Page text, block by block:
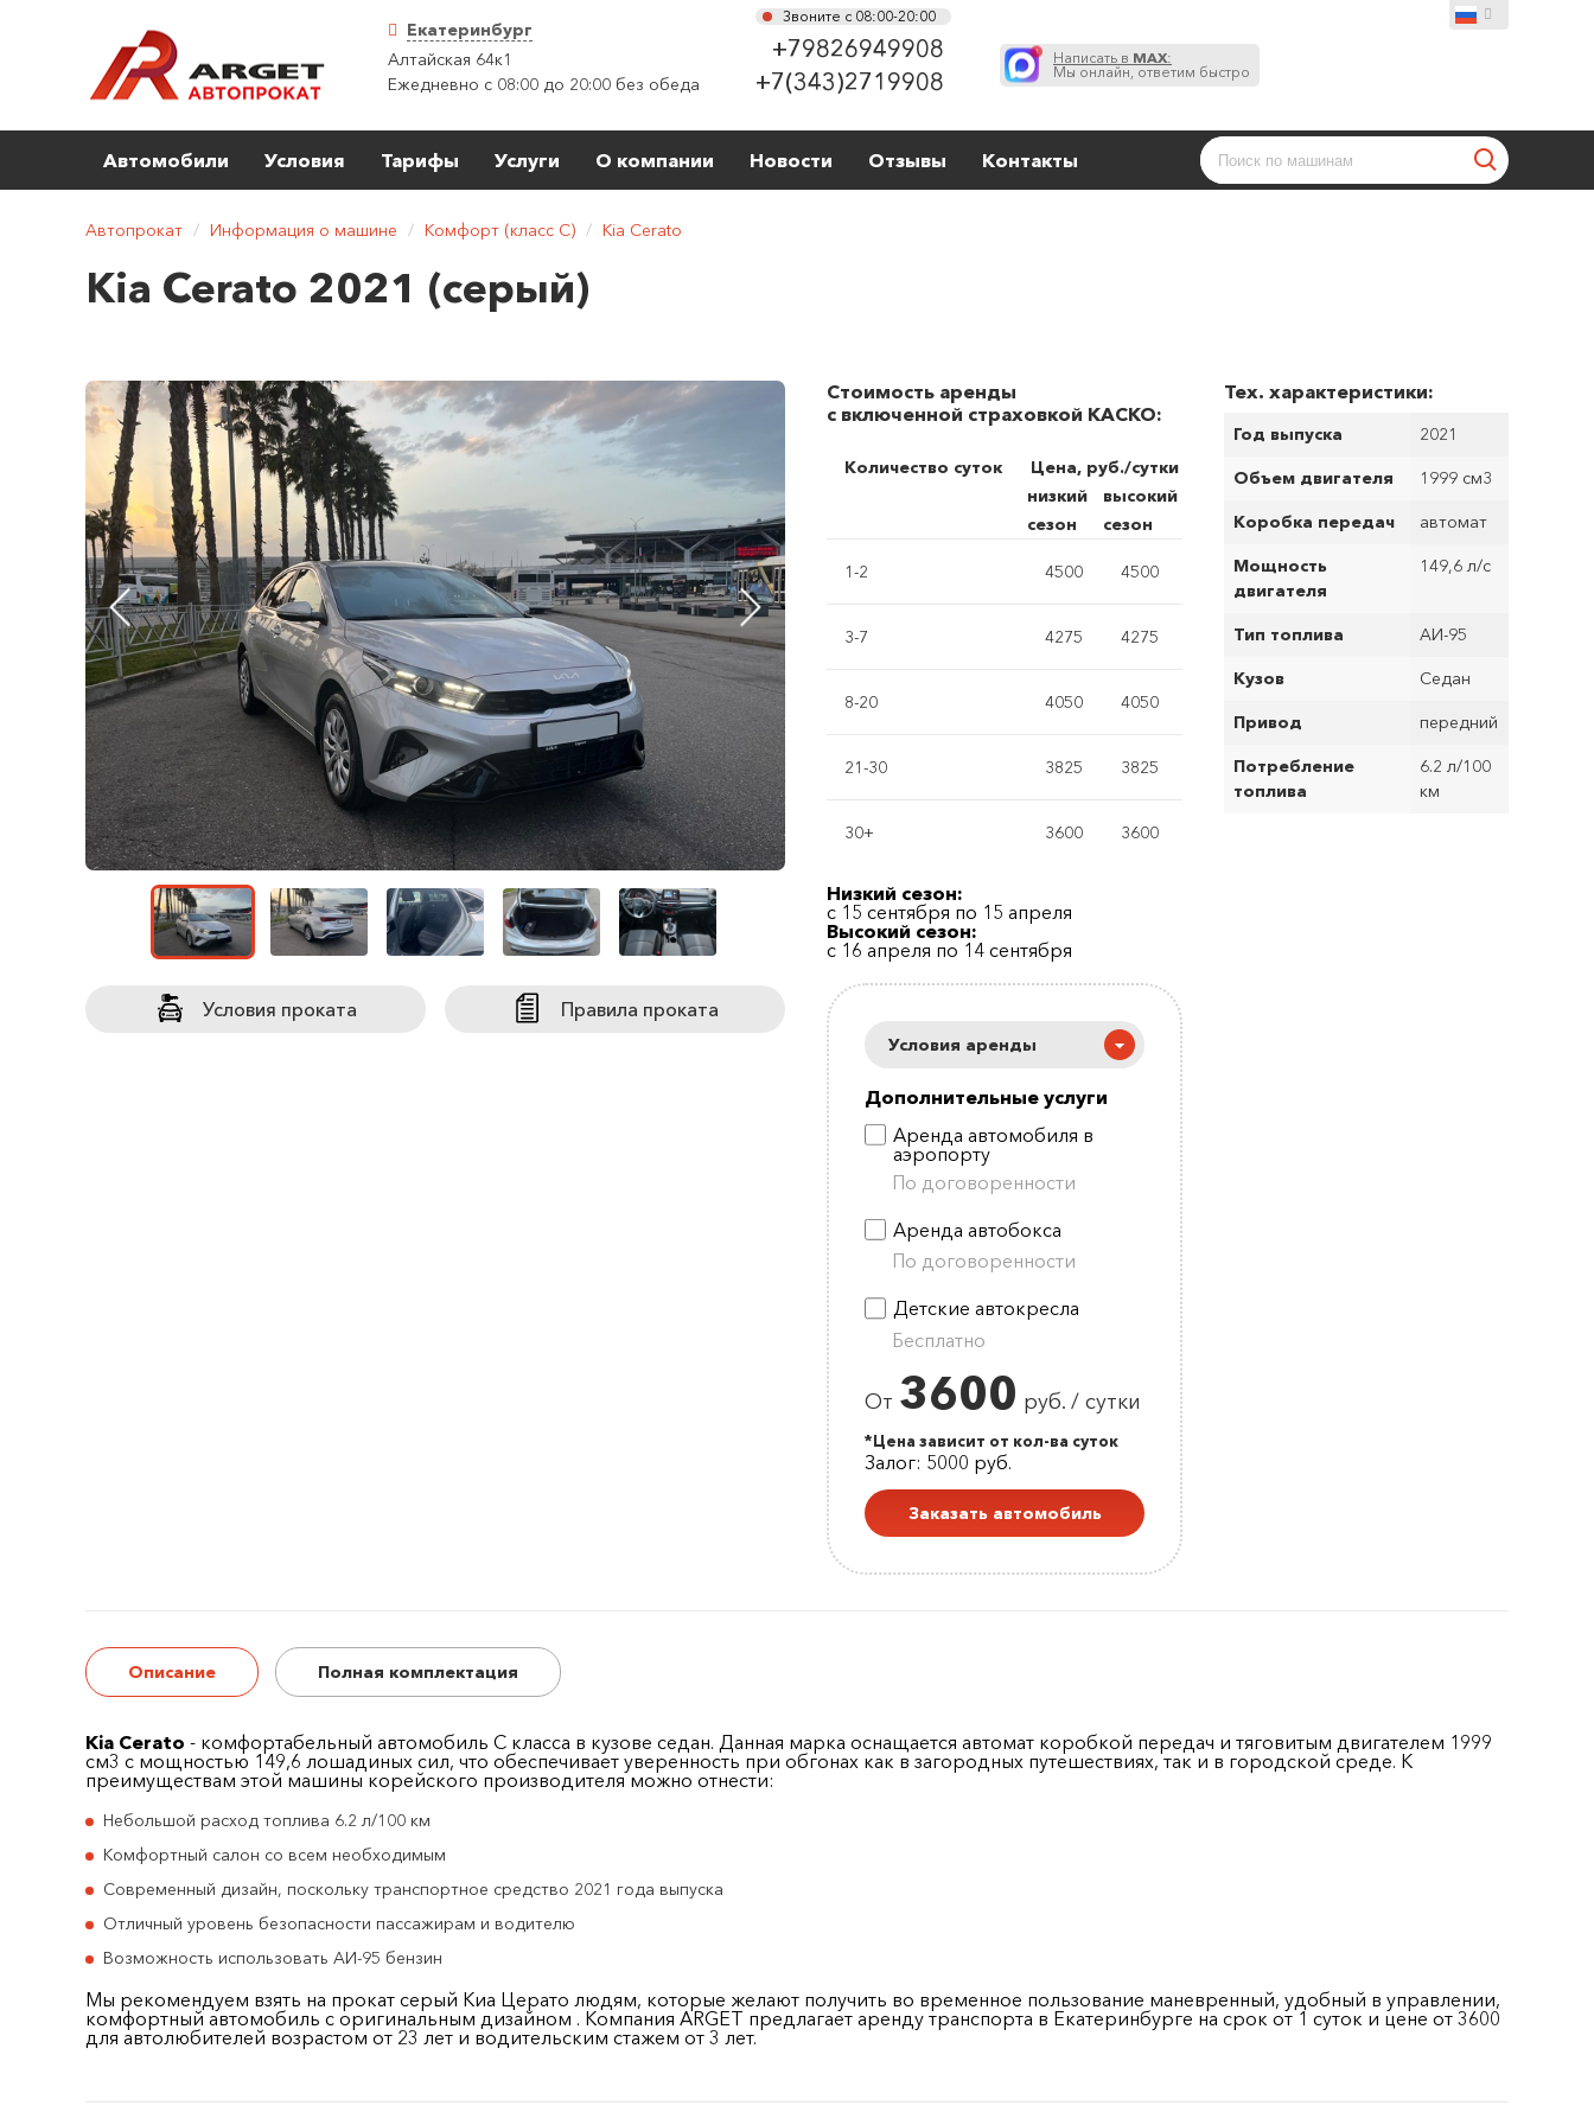
Екатеринбург
Алтайская 64к1
Ежедневно с 08:00 до 20:00 без обеда
Звоните с 08:00-20:00
+79826949908
+7(343)2719908
Написать в MAX:
Мы онлайн, ответим быстро
Автомобили Условия Тарифы Услуги О компании Новости Отзывы Контакты
Автопрокат / Информация о машине / Комфорт (класс C) / Kia Cerato
Kia Cerato 2021 (серый)
Условия проката Правила проката
Стоимость аренды
с включенной страховкой КАСКО:
Количество суток
Цена, руб./сутки
низкий
сезон
высокий
сезон
1-2 4500 4500
3-7 4275 4275
8-20 4050 4050
21-30 3825 3825
30+ 3600 3600
Низкий сезон:
с 15 сентября по 15 апреля
Высокий сезон:
с 16 апреля по 14 сентября
Условия аренды
Дополнительные услуги
Аренда автомобиля в
аэропорту
По договоренности
Аренда автобокса
По договоренности
Детские автокресла
Бесплатно
От 3600 руб. / сутки
*Цена зависит от кол-ва суток
Залог: 5000 руб.
Заказать автомобиль
Тех. характеристики:
Год выпуска 2021
Объем двигателя 1999 см3
Коробка передач автомат
Мощность
двигателя
149,6 л/с
Тип топлива АИ-95
Кузов Седан
Привод передний
Потребление
топлива
6.2 л/100
км
Описание Полная комплектация
Kia Cerato - комфортабельный автомобиль C класса в кузове седан. Данная марка оснащается автомат коробкой передач и тяговитым двигателем 1999
см3 с мощностью 149,6 лошадиных сил, что обеспечивает уверенность при обгонах как в загородных путешествиях, так и в городской среде. К
преимуществам этой машины корейского производителя можно отнести:
Небольшой расход топлива 6.2 л/100 км
Комфортный салон со всем необходимым
Современный дизайн, поскольку транспортное средство 2021 года выпуска
Отличный уровень безопасности пассажирам и водителю
Возможность использовать АИ-95 бензин
Мы рекомендуем взять на прокат серый Киа Церато людям, которые желают получить во временное пользование маневренный, удобный в управлении,
комфортный автомобиль с оригинальным дизайном . Компания ARGET предлагает аренду транспорта в Екатеринбурге на срок от 1 суток и цене от 3600
для автолюбителей возрастом от 23 лет и водительским стажем от 3 лет.